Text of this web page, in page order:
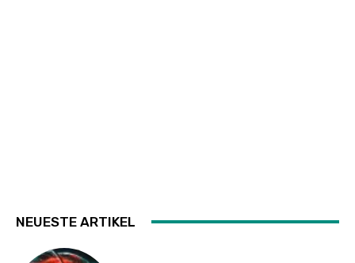
NEUESTE ARTIKEL